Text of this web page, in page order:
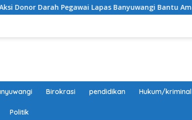
Lapas Banyuwangi Bantu Amankan Stok PMI
Birokrasi pendidikan Hukum/kriminal
Politik